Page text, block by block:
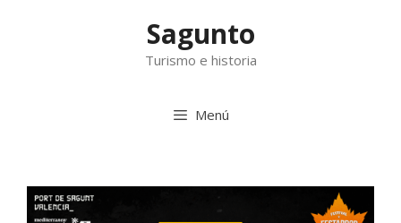
Sagunto
Turismo e historia
Menú